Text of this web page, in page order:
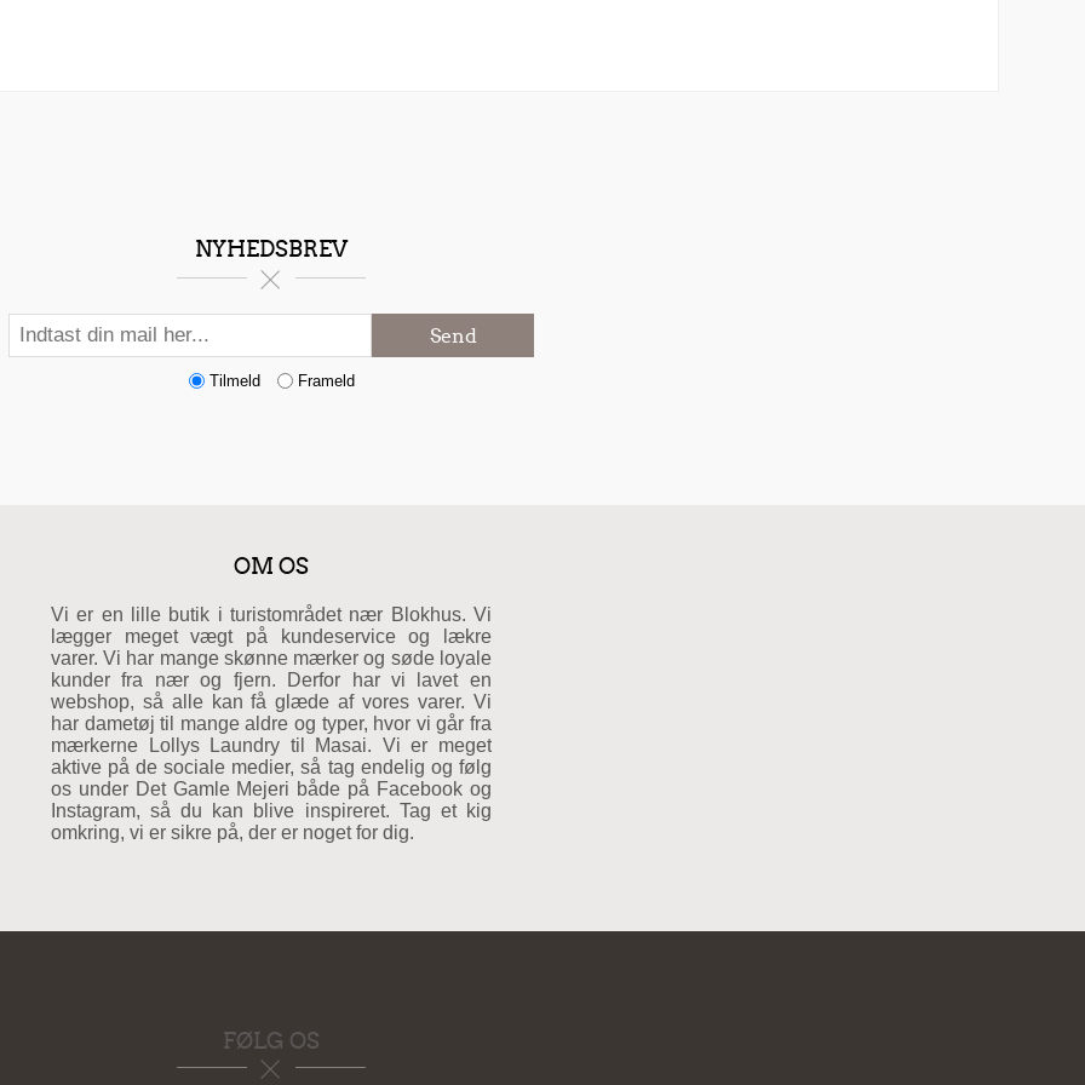
NYHEDSBREV
Send
Tilmeld Frameld
OM OS
Vi er en lille butik i turistområdet nær Blokhus. Vi
lægger meget vægt på kundeservice og lækre
varer. Vi har mange skønne mærker og søde loyale
kunder fra nær og fjern. Derfor har vi lavet en
webshop, så alle kan få glæde af vores varer. Vi
har dametøj til mange aldre og typer, hvor vi går fra
mærkerne Lollys Laundry til Masai. Vi er meget
aktive på de sociale medier, så tag endelig og følg
os under Det Gamle Mejeri både på Facebook og
Instagram, så du kan blive inspireret. Tag et kig
omkring, vi er sikre på, der er noget for dig.
FØLG OS